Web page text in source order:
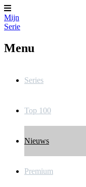
Mijn
Serie
Menu
Series
Top 100
Nieuws
Premium